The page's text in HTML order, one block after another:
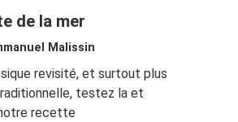
de la mer
Malissin
revisité, et surtout plus
testez la et
recette